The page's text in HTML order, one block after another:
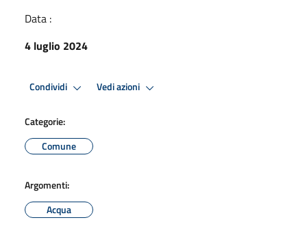
Data :
4 luglio 2024
Condividi Vedi azioni
Categorie:
Comune
Argomenti:
Acqua